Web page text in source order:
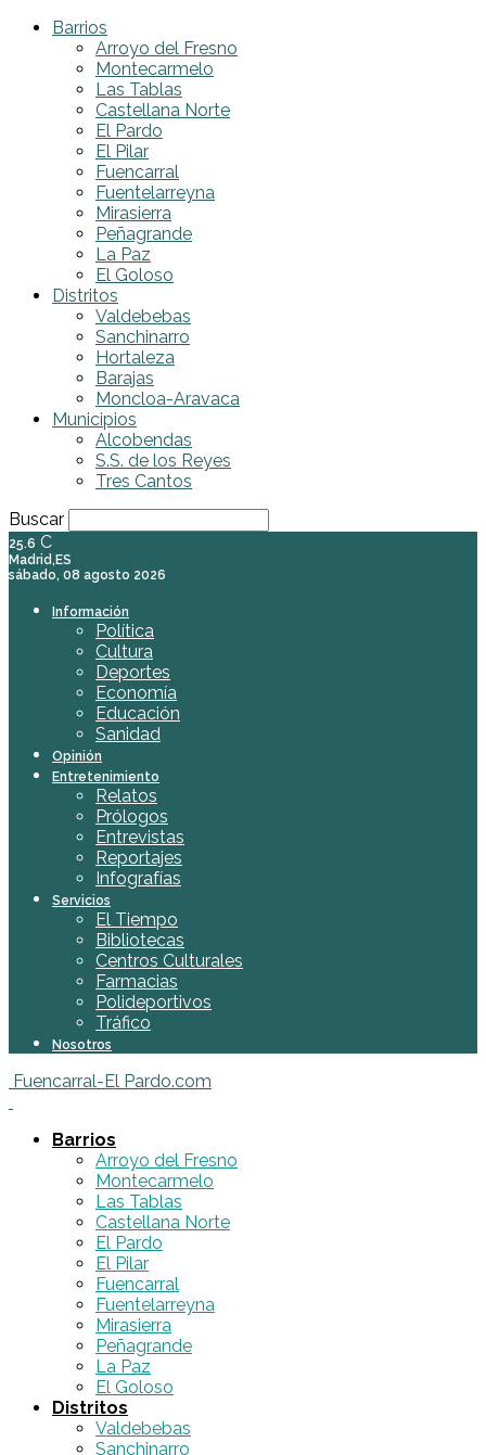
Barrios
Arroyo del Fresno
Montecarmelo
Las Tablas
Castellana Norte
El Pardo
El Pilar
Fuencarral
Fuentelarreyna
Mirasierra
Peñagrande
La Paz
El Goloso
Distritos
Valdebebas
Sanchinarro
Hortaleza
Barajas
Moncloa-Aravaca
Municipios
Alcobendas
S.S. de los Reyes
Tres Cantos
Buscar
25.6 C
Madrid,ES
sábado, 08 agosto 2026
Información
Política
Cultura
Deportes
Economía
Educación
Sanidad
Opinión
Entretenimiento
Relatos
Prólogos
Entrevistas
Reportajes
Infografías
Servicios
El Tiempo
Bibliotecas
Centros Culturales
Farmacias
Polideportivos
Tráfico
Nosotros
Fuencarral-El Pardo.com
Barrios
Arroyo del Fresno
Montecarmelo
Las Tablas
Castellana Norte
El Pardo
El Pilar
Fuencarral
Fuentelarreyna
Mirasierra
Peñagrande
La Paz
El Goloso
Distritos
Valdebebas
Sanchinarro